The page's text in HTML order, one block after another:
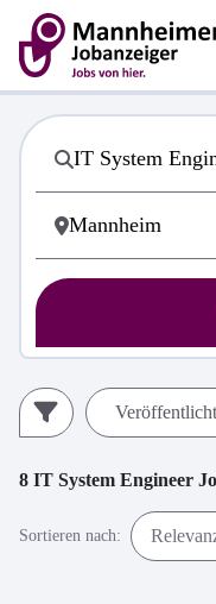
8 IT System Engineer
Sortieren nach: